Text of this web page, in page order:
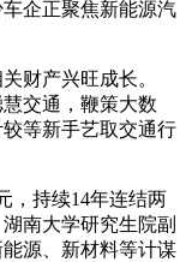
企正聚焦新能源汽
财产兴旺成长。
交通，鞭策大数
等新手艺取交通行
持续14年连结两
南大学研究生院副
源、新材料等计谋